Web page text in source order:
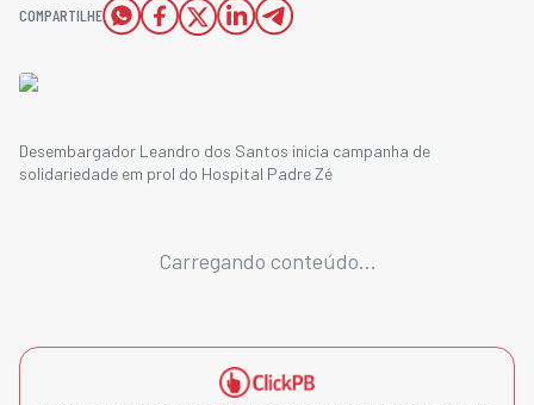
COMPARTILHE
Desembargador Leandro dos Santos inicia campanha de
solidariedade em prol do Hospital Padre Zé
Carregando conteúdo...